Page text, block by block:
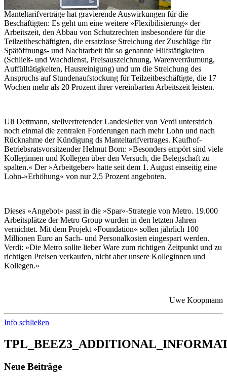
Manteltarifverträge hat gravierende Auswirkungen für die
Beschäftigten: Es geht um eine weitere »Flexibilisierung« der
Arbeitszeit, den Abbau von Schutzrechten insbesondere für die
Teilzeitbeschäftigten, die ersatzlose Streichung der Zuschläge für
Spätöffnungs- und Nachtarbeit für so genannte Hilfstätigkeiten
(Schließ- und Wachdienst, Preisauszeichnung, Warenverräumung,
Auffülltätigkeiten, Hausreinigung) und um die Streichung des
Anspruchs auf Stundenaufstockung für Teilzeitbeschäftigte, die 17
Wochen mehr als 20 Prozent ihrer vereinbarten Arbeitszeit leisten.
Uli Dettmann, stellvertretender Landesleiter von Verdi unterstrich
noch einmal die zentralen Forderungen nach mehr Lohn und nach
Rücknahme der Kündigung ds Manteltarifvertrages. Kaufhof-
Betriebsratsvorsitzender Helmut Born: »Besonders empört sind viele
Kolleginnen und Kollegen über den Versuch, die Belegschaft zu
spalten.« Der »Arbeitgeber« hatte seit dem 1. August einseitig eine
Lohn-»Erhöhung« von nur 2,5 Prozent angeboten.
Dieses »Angebot« passt in die »Spar«-Strategie von Metro. 19.000
Arbeitsplätze der Metro Group wurden in den letzten Jahren
vernichtet. Mit dem Projekt »Foundation« sollen jährlich 100
Millionen Euro an Sach- und Personalkosten eingespart werden.
Verdi: »Die Metro sollte lieber Ware zum richtigen Zeitpunkt und zu
richtigen Preisen verkaufen, nicht aber unsere Kolleginnen und
Kollegen.«
Uwe Koopmann
Info schließen
Neue Beiträge